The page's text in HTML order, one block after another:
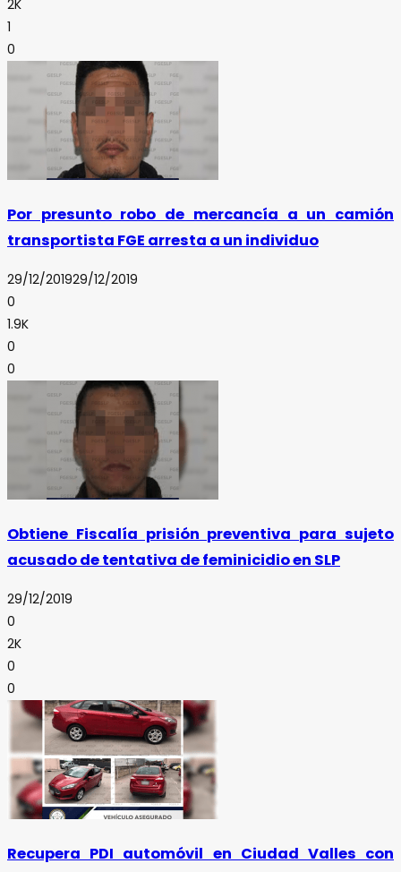
2K
1
0
Por presunto robo de mercancía a un camión
transportista FGE arresta a un individuo
29/12/201929/12/2019
0
1.9K
0
0
Obtiene Fiscalía prisión preventiva para sujeto
acusado de tentativa de feminicidio en SLP
29/12/2019
0
2K
0
0
Recupera PDI automóvil en Ciudad Valles con